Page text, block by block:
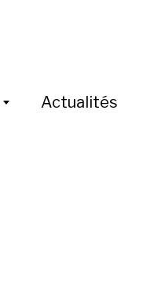
Actualités